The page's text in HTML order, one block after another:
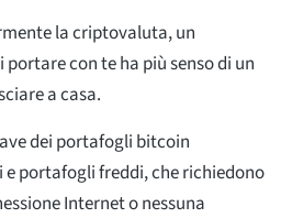
la criptovaluta, un
con te ha più senso di un
a casa.
dei portafogli bitcoin
portafogli freddi, che richiedono
Internet o nessuna